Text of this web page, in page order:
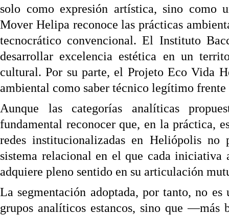
solo como expresión artística, sino como
Mover Helipa reconoce las prácticas
tecnocrático convencional. El Instituto
desarrollar excelencia estética en un
cultural. Por su parte, el Projeto Eco Vida
ambiental como saber técnico legítimo
Aunque las categorías analíticas
fundamental reconocer que, en la práctica,
redes institucionalizadas en Heliópolis no
sistema relacional en el que cada iniciativa
adquiere pleno sentido en su articulación
La segmentación adoptada, por tanto, no
grupos analíticos estancos, sino que